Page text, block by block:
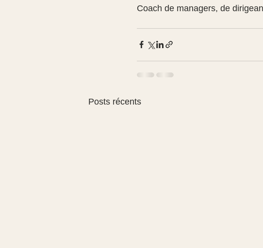
Coach de managers, de
Posts récents